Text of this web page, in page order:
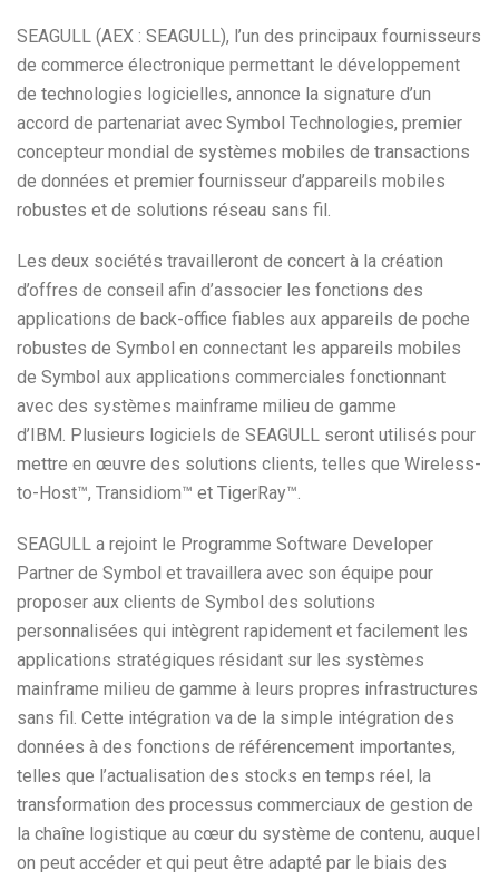
SEAGULL (AEX : SEAGULL), l’un des principaux fournisseurs
de commerce électronique permettant le développement
de technologies logicielles, annonce la signature d’un
accord de partenariat avec Symbol Technologies, premier
concepteur mondial de systèmes mobiles de transactions
de données et premier fournisseur d’appareils mobiles
robustes et de solutions réseau sans fil.
Les deux sociétés travailleront de concert à la création
d’offres de conseil afin d’associer les fonctions des
applications de back-office fiables aux appareils de poche
robustes de Symbol en connectant les appareils mobiles
de Symbol aux applications commerciales fonctionnant
avec des systèmes mainframe milieu de gamme
d’IBM. Plusieurs logiciels de SEAGULL seront utilisés pour
mettre en œuvre des solutions clients, telles que Wireless-
to-Host™, Transidiom™ et TigerRay™.
SEAGULL a rejoint le Programme Software Developer
Partner de Symbol et travaillera avec son équipe pour
proposer aux clients de Symbol des solutions
personnalisées qui intègrent rapidement et facilement les
applications stratégiques résidant sur les systèmes
mainframe milieu de gamme à leurs propres infrastructures
sans fil. Cette intégration va de la simple intégration des
données à des fonctions de référencement importantes,
telles que l’actualisation des stocks en temps réel, la
transformation des processus commerciaux de gestion de
la chaîne logistique au cœur du système de contenu, auquel
on peut accéder et qui peut être adapté par le biais des